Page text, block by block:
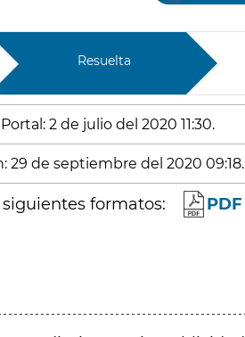
Resuelta
2 de julio del 2020 11:30.
29 de septiembre del 2020 09:18.
formatos: PDF